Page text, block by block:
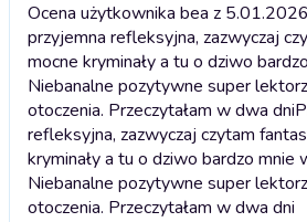
Ocena użytkownika bea z
przyjemna refleksyjna, zazwyczaj
mocne kryminały a tu o dziwo
Niebanalne pozytywne super
otoczenia. Przeczytałam w dwa dni
refleksyjna, zazwyczaj czytam
kryminały a tu o dziwo bardzo mnie
Niebanalne pozytywne super
otoczenia. Przeczytałam w dwa dni